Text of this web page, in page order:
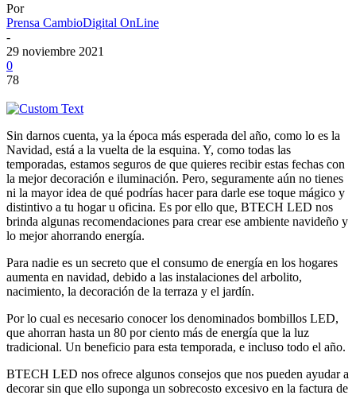
Por
Prensa CambioDigital OnLine
-
29 noviembre 2021
0
78
Sin darnos cuenta, ya la época más esperada del año, como lo es la
Navidad, está a la vuelta de la esquina. Y, como todas las
temporadas, estamos seguros de que quieres recibir estas fechas con
la mejor decoración e iluminación. Pero, seguramente aún no tienes
ni la mayor idea de qué podrías hacer para darle ese toque mágico y
distintivo a tu hogar u oficina. Es por ello que, BTECH LED nos
brinda algunas recomendaciones para crear ese ambiente navideño y
lo mejor ahorrando energía.
Para nadie es un secreto que el consumo de energía en los hogares
aumenta en navidad, debido a las instalaciones del arbolito,
nacimiento, la decoración de la terraza y el jardín.
Por lo cual es necesario conocer los denominados bombillos LED,
que ahorran hasta un 80 por ciento más de energía que la luz
tradicional. Un beneficio para esta temporada, e incluso todo el año.
BTECH LED nos ofrece algunos consejos que nos pueden ayudar a
decorar sin que ello suponga un sobrecosto excesivo en la factura de